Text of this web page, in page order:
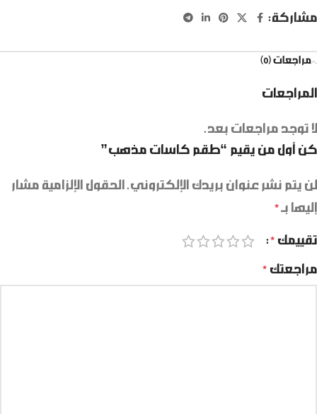
مشاركة:
مراجعات (0)
المراجعات
لا توجد مراجعات بعد.
كن أول من يقيم “طقم كاسات مذهب”
لن يتم نشر عنوان بريدك الإلكتروني. الحقول الإلزامية مشار
إليها بـ *
تقييمك *
مراجعتك *